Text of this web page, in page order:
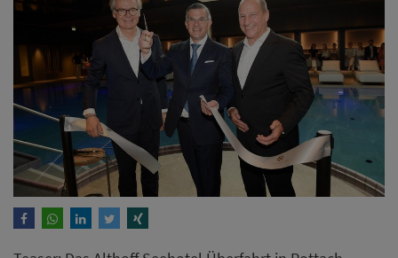
Teaser: Das Althoff Seehotel Überfahrt in Rottach-
Egern hat seinen neuen „4 elements spa by Althoff“
eröffnet. Seit dem 8. August steht der Spa Hotelgästen
sowie auf Anfrage auch Tagesgästen zur Verfügung.
Weiterlesen
ANZEIGE